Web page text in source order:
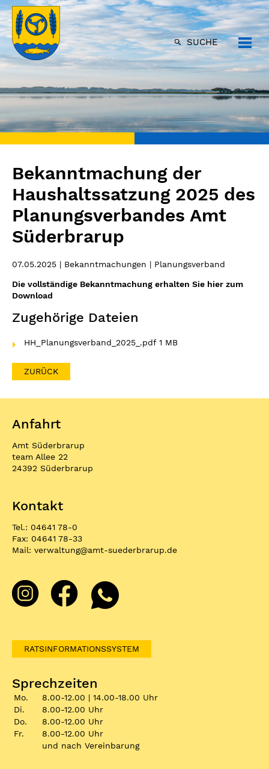
SUCHE
Bekanntmachung der
Haushaltssatzung 2025 des
Planungsverbandes Amt
Süderbrarup
07.05.2025 | Bekanntmachungen | Planungsverband
Die vollständige Bekanntmachung erhalten Sie hier zum
Download
Zugehörige Dateien
HH_Planungsverband_2025_.pdf 1 MB
ZURÜCK
Anfahrt
Amt Süderbrarup
team Allee 22
24392 Süderbrarup
Kontakt
Tel.: 04641 78-0
Fax: 04641 78-33
Mail: verwaltung@amt-suederbrarup.de
RATSINFORMATIONSSYSTEM
Sprechzeiten
Mo.
8.00-12.00 | 14.00-18.00 Uhr
Di.
8.00-12.00 Uhr
Do.
8.00-12.00 Uhr
Fr.
8.00-12.00 Uhr
und nach Vereinbarung